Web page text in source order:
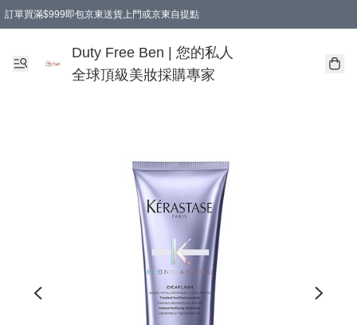
訂單買滿$999即包京東送貨上門或京東自提點
Duty Free Ben | 您的私人
全球頂級美妝採購專家